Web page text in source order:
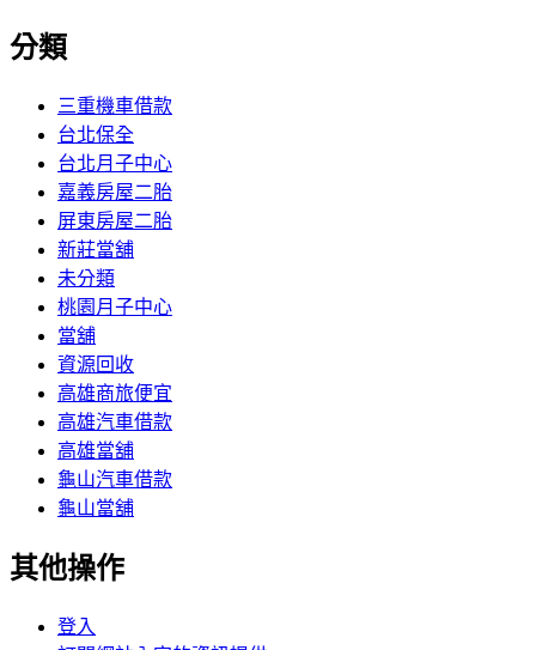
分類
三重機車借款
台北保全
台北月子中心
嘉義房屋二胎
屏東房屋二胎
新莊當舖
未分類
桃園月子中心
當舖
資源回收
高雄商旅便宜
高雄汽車借款
高雄當舖
龜山汽車借款
龜山當舖
其他操作
登入